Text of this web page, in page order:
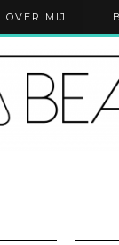
OVER MIJ